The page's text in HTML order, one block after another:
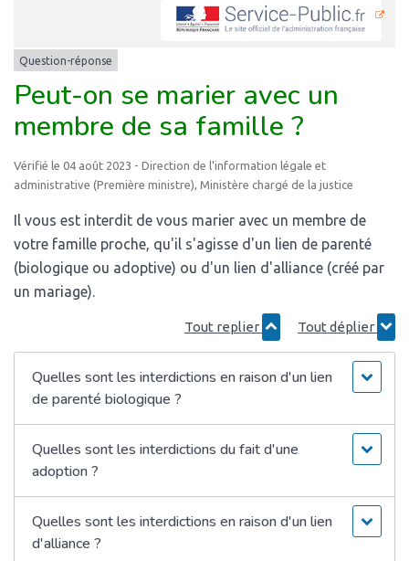
Question-réponse
Peut-on se marier avec un
membre de sa famille ?
Vérifié le 04 août 2023 - Direction de l'information légale et
administrative (Première ministre), Ministère chargé de la justice
Il vous est interdit de vous marier avec un membre de
votre famille proche, qu'il s'agisse d'un lien de parenté
(biologique ou adoptive) ou d'un lien d'alliance (créé par
un mariage).
Tout replier Tout déplier
Quelles sont les interdictions en raison d'un lien
de parenté biologique ?
Quelles sont les interdictions du fait d'une
adoption ?
Quelles sont les interdictions en raison d'un lien
d'alliance ?